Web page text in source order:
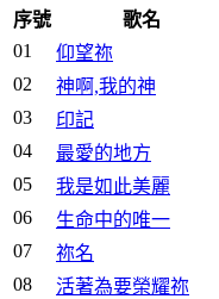
序號
歌名
01
仰望祢
02
神啊,我的神
03
印記
04
最愛的地方
05
我是如此美麗
06
生命中的唯一
07
祢名
08
活著為要榮耀祢